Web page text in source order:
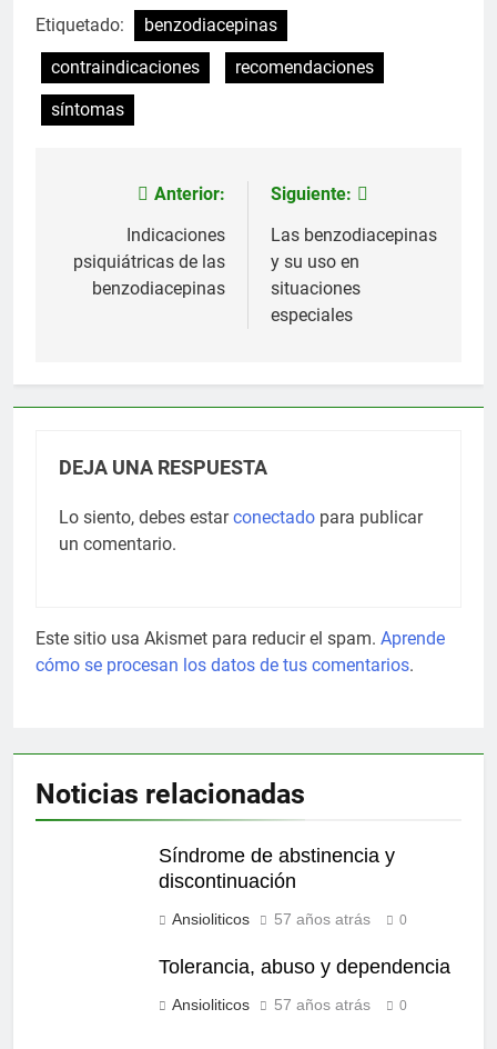
Etiquetado:
benzodiacepinas
contraindicaciones
recomendaciones
síntomas
Navegación
entradas
Anterior:
Indicaciones
psiquiátricas de las
benzodiacepinas
Siguiente:
Las benzodiacepinas
y su uso en
situaciones
especiales
DEJA UNA RESPUESTA
Lo siento, debes estarconectado para publicar
un comentario.
Este sitio usa Akismet para reducir el spam. Aprende
cómo se procesan los datos de tus comentarios.
Noticias relacionadas
Síndrome de abstinencia y
discontinuación
Ansioliticos 57 años atrás 0
Tolerancia, abuso y dependencia
Ansioliticos 57 años atrás 0